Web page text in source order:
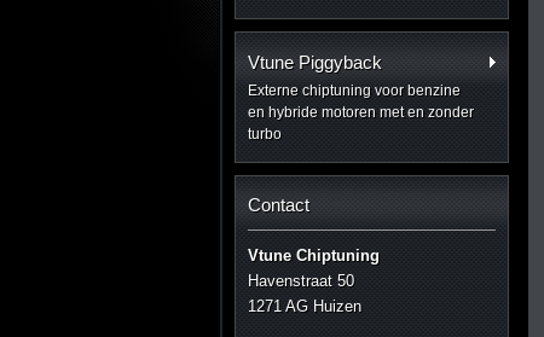
Vtune Piggyback
Externe chiptuning voor benzine
en hybride motoren met en zonder
turbo
Contact
Vtune Chiptuning
Havenstraat 50
1271 AG Huizen